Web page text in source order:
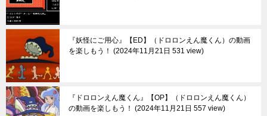
『妖怪にご用心』【ED】（ドロロンえん魔くん）の動画
を楽しもう！
2024年11月21日 531 view
『ドロロンえん魔くん』【OP】（ドロロンえん魔くん）
の動画を楽しもう！
2024年11月21日 557 view